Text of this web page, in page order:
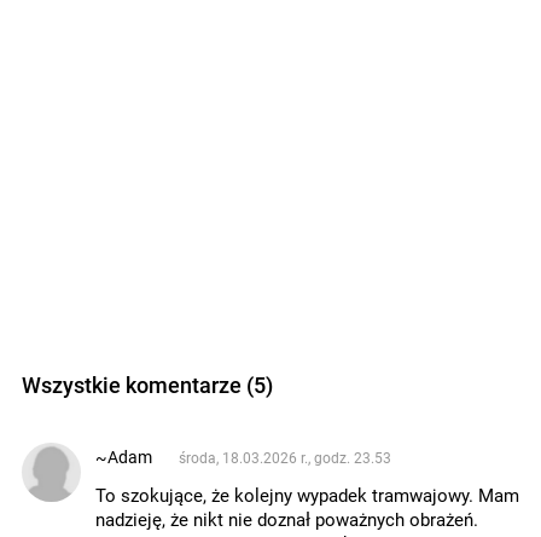
Wszystkie komentarze (5)
~Adam środa, 18.03.2026 r., godz. 23.53
To szokujące, że kolejny wypadek tramwajowy. Mam
nadzieję, że nikt nie doznał poważnych obrażeń.